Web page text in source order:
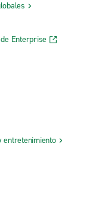
Enterprise
entretenimiento